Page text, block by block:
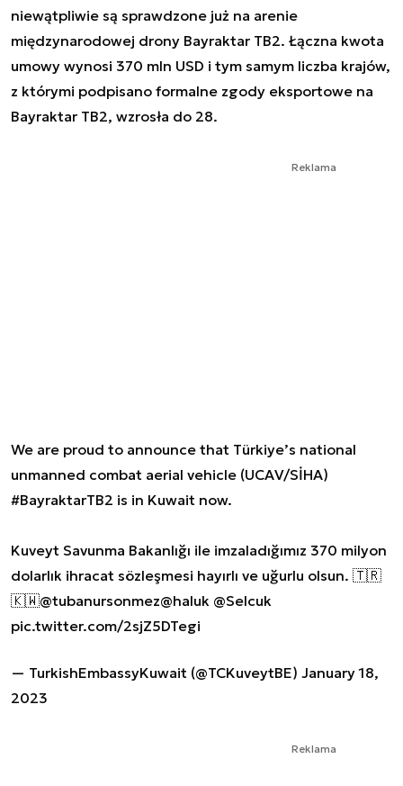
niewątpliwie są sprawdzone już na arenie
międzynarodowej drony Bayraktar TB2. Łączna kwota
umowy wynosi 370 mln USD i tym samym liczba krajów,
z którymi podpisano formalne zgody eksportowe na
Bayraktar TB2, wzrosła do 28.
Reklama
We are proud to announce that Türkiye’s national
unmanned combat aerial vehicle (UCAV/SİHA)
#BayraktarTB2 is in Kuwait now.
Kuveyt Savunma Bakanlığı ile imzaladığımız 370 milyon
dolarlık ihracat sözleşmesi hayırlı ve uğurlu olsun. 🇹🇷
🇰🇼@tubanursonmez@haluk @Selcuk
pic.twitter.com/2sjZ5DTegi
— TurkishEmbassyKuwait (@TCKuveytBE) January 18,
2023
Reklama